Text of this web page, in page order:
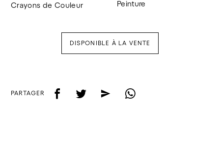
Crayons de Couleur
Peinture
DISPONIBLE À LA VENTE
PARTAGER f t e w